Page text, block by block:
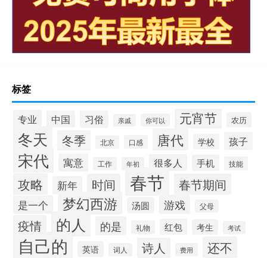
标签
专业 中国 习俗 亲戚 你可以 元宵节 农历
冬天 冬季 北京 口感 唐代 学校 孩子
宋代 寓意 工作 年初 很多人 手机 技能
攻略 新年 时间 春节 春节期间
是一个 梦幻西游 汤圆 游戏 父母
疫情 的人 的是 礼物 红包 考生 考试
自己的 英语 词人 诗人 费用 还不